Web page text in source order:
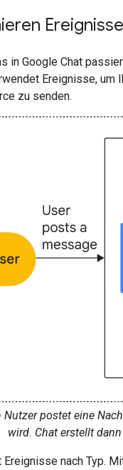
Ereignisse
in Google Chat
Ereignisse, um
zu senden.
Nutzer postet eine
wird. Chat erstellt
nach Typ.